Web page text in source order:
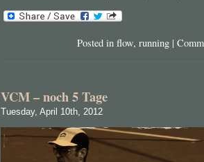
Posted in flow, running |
VCM – noch 5 Tage
Tuesday, April 10th, 2012